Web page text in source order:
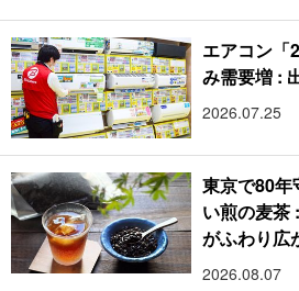
エアコン「
み需要増 :
2026.07.25
東京で80年
い煎の麦茶
がふわり広
2026.08.07